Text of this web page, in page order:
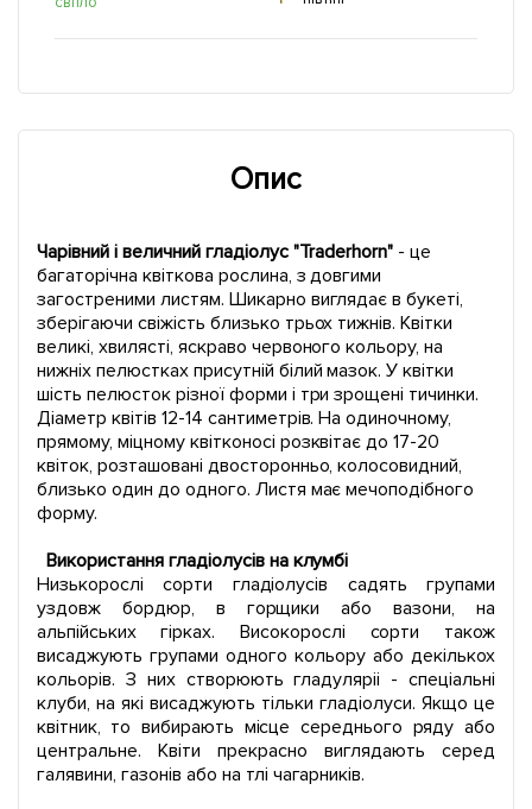
Опис
Чарівний і величний гладіолус "Traderhorn" - це
багаторічна квіткова рослина, з довгими
загостреними листям. Шикарно виглядає в букеті,
зберігаючи свіжість близько трьох тижнів. Квітки
великі, хвилясті, яскраво червоного кольору, на
нижніх пелюстках присутній білий мазок. У квітки
шість пелюсток різної форми і три зрощені тичинки.
Діаметр квітів 12-14 сантиметрів. На одиночному,
прямому, міцному квітконосі розквітає до 17-20
квіток, розташовані двосторонньо, колосовидний,
близько один до одного. Листя має мечоподібного
форму.
Використання гладіолусів на клумбі
Низькорослі сорти гладіолусів садять групами
уздовж бордюр, в горщики або вазони, на
альпійських гірках. Високорослі сорти також
висаджують групами одного кольору або декількох
кольорів. З них створюють гладуляріі - спеціальні
клуби, на які висаджують тільки гладіолуси. Якщо це
квітник, то вибирають місце середнього ряду або
центральне. Квіти прекрасно виглядають серед
галявини, газонів або на тлі чагарників.